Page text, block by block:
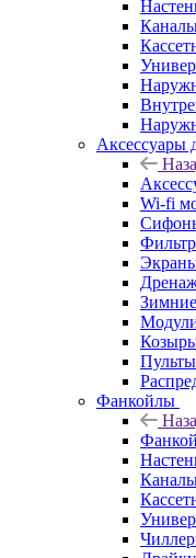
Аксессуары
Wi-fi
Фанкойлы